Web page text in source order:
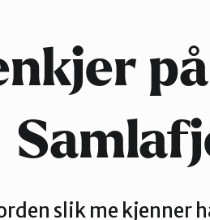
Kvinnherad
slik me kjenner